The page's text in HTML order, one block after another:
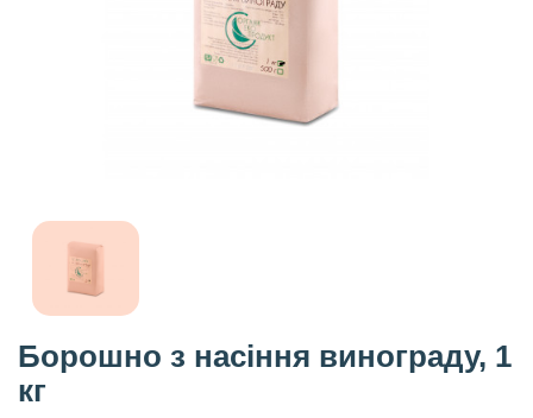
Борошно з насіння винограду, 1
кг